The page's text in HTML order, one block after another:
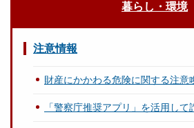
暮らし・環境
注意情報
財産にかかわる危険に関する注意
「警察庁推奨アプリ」を活用して